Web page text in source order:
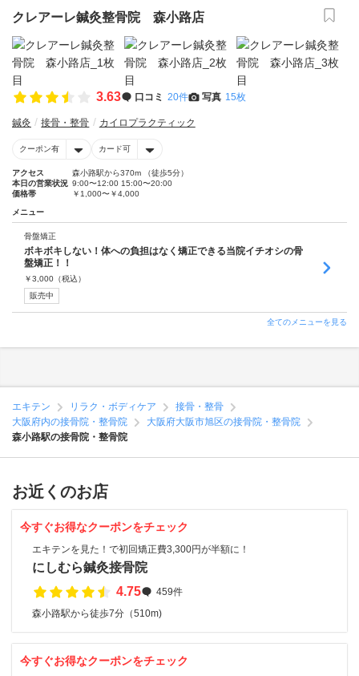
クレアーレ鍼灸整骨院 森小路店
3.63 口コミ 20件 写真 15枚
鍼灸 接骨・整骨 カイロプラクティック
クーポン有 カード可
アクセス
森小路駅から370m （徒歩5分）
本日の営業状況 9:00〜12:00 15:00〜20:00
価格帯
￥1,000〜￥4,000
メニュー
骨盤矯正
ボキボキしない！体への負担はなく矯正できる当院イチオシの骨
盤矯正！！
￥3,000 （税込）
販売中
全てのメニューを見る
エキテン リラク・ボディケア
接骨・整骨
大阪府内の接骨院・整骨院
大阪府大阪市旭区の接骨院・整骨院
森小路駅の接骨院・整骨院
お近くのお店
今すぐお得なクーポンをチェック
エキテンを見た！で初回矯正費3,300円が半額に！
にしむら鍼灸接骨院
4.75
459件
森小路駅から徒歩7分（510m)
今すぐお得なクーポンをチェック